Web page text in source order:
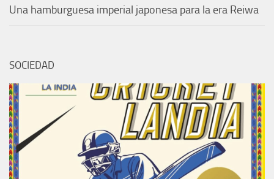
Una hamburguesa imperial japonesa para la era Reiwa
SOCIEDAD